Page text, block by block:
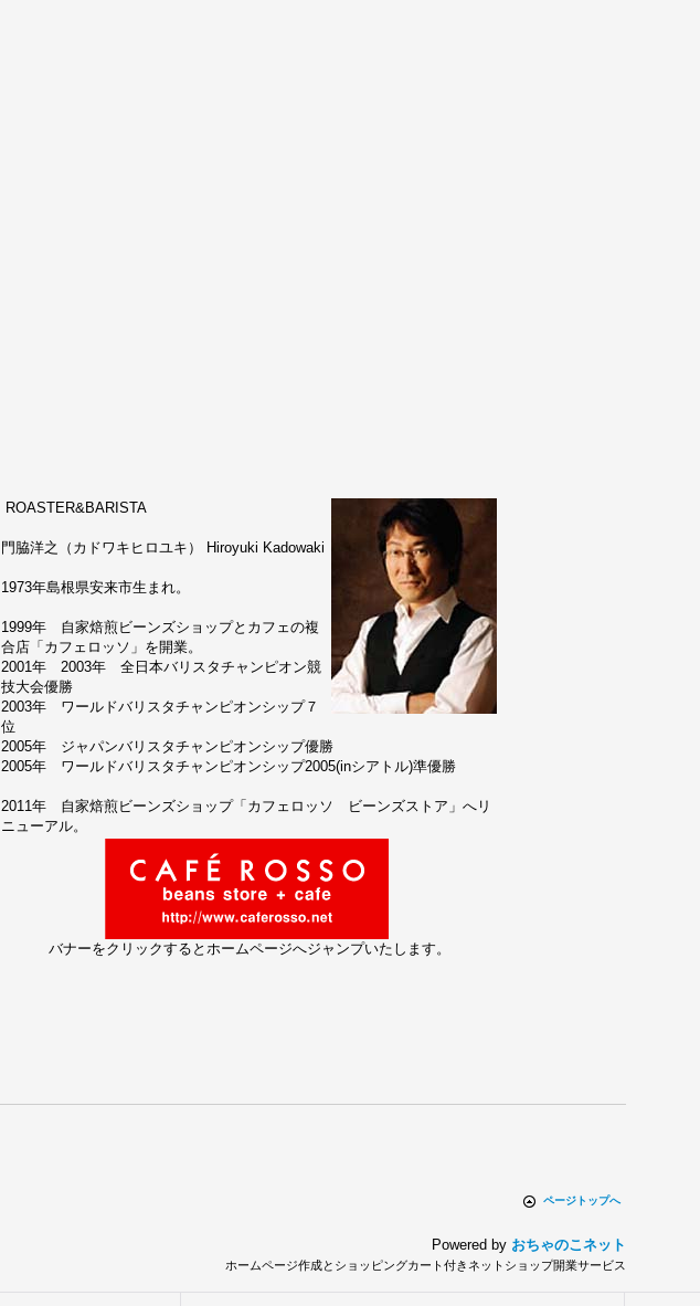
ROASTER&BARISTA
門脇洋之（カドワキヒロユキ） Hiroyuki Kadowaki
1973年島根県安来市生まれ。
1999年 自家焙煎ビーンズショップとカフェの複
合店「カフェロッソ」を開業。
2001年 2003年 全日本バリスタチャンピオン競
技大会優勝
2003年 ワールドバリスタチャンピオンシップ７
位
2005年 ジャパンバリスタチャンピオンシップ優勝
2005年 ワールドバリスタチャンピオンシップ2005(inシアトル)準優勝
2011年 自家焙煎ビーンズショップ「カフェロッソ ビーンズストア」へリ
ニューアル。
バナーをクリックするとホームページへジャンプいたします。
ページトップへ
Powered by おちゃのこネット
ホームページ作成とショッピングカート付きネットショップ開業サービス